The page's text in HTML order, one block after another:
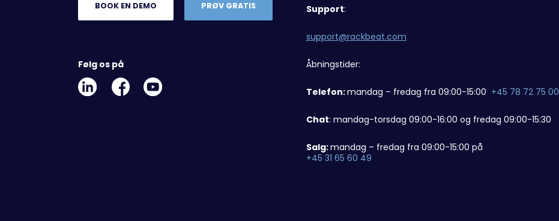
BOOK EN DEMO PRØV GRATIS
Følg os på
Linkedin
Social
Facebook
Social
Youtube
Link
Support:
support@rackbeat.com
Åbningstider:
Telefon:mandag – fredag fra 09:00-15:00 +45 78 72 75 00
Chat: mandag-torsdag 09:00-16:00 og fredag 09:00-15:30
Salg:mandag – fredag fra 09:00-15:00 på
+45 31 65 60 49